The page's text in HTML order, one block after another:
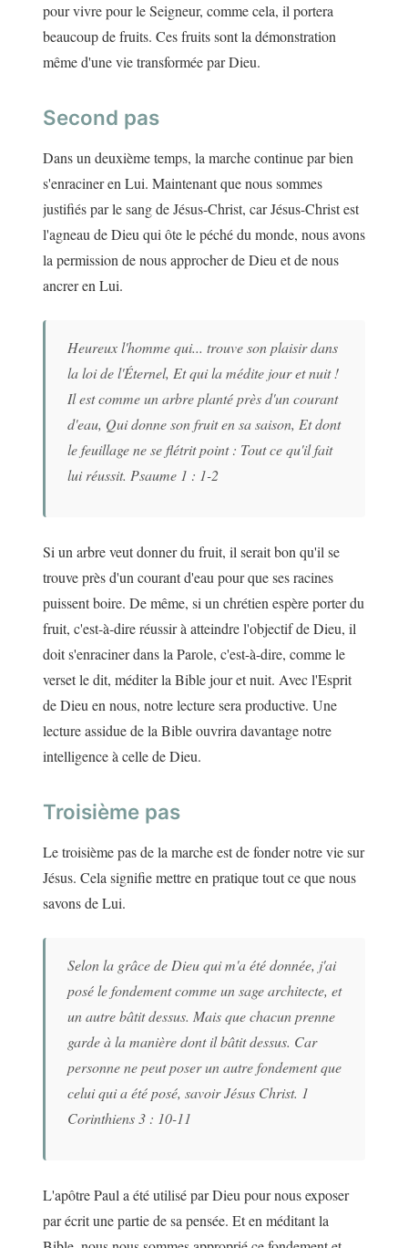
pour vivre pour le Seigneur, comme cela, il portera
beaucoup de fruits. Ces fruits sont la démonstration
même d'une vie transformée par Dieu.
Second pas
Dans un deuxième temps, la marche continue par bien
s'enraciner en Lui. Maintenant que nous sommes
justifiés par le sang de Jésus-Christ, car Jésus-Christ est
l'agneau de Dieu qui ôte le péché du monde, nous avons
la permission de nous approcher de Dieu et de nous
ancrer en Lui.
Heureux l'homme qui... trouve son plaisir dans
la loi de l'Éternel, Et qui la médite jour et nuit !
Il est comme un arbre planté près d'un courant
d'eau, Qui donne son fruit en sa saison, Et dont
le feuillage ne se flétrit point : Tout ce qu'il fait
lui réussit. Psaume 1 : 1-2
Si un arbre veut donner du fruit, il serait bon qu'il se
trouve près d'un courant d'eau pour que ses racines
puissent boire. De même, si un chrétien espère porter du
fruit, c'est-à-dire réussir à atteindre l'objectif de Dieu, il
doit s'enraciner dans la Parole, c'est-à-dire, comme le
verset le dit, méditer la Bible jour et nuit. Avec l'Esprit
de Dieu en nous, notre lecture sera productive. Une
lecture assidue de la Bible ouvrira davantage notre
intelligence à celle de Dieu.
Troisième pas
Le troisième pas de la marche est de fonder notre vie sur
Jésus. Cela signifie mettre en pratique tout ce que nous
savons de Lui.
Selon la grâce de Dieu qui m'a été donnée, j'ai
posé le fondement comme un sage architecte, et
un autre bâtit dessus. Mais que chacun prenne
garde à la manière dont il bâtit dessus. Car
personne ne peut poser un autre fondement que
celui qui a été posé, savoir Jésus Christ. 1
Corinthiens 3 : 10-11
L'apôtre Paul a été utilisé par Dieu pour nous exposer
par écrit une partie de sa pensée. Et en méditant la